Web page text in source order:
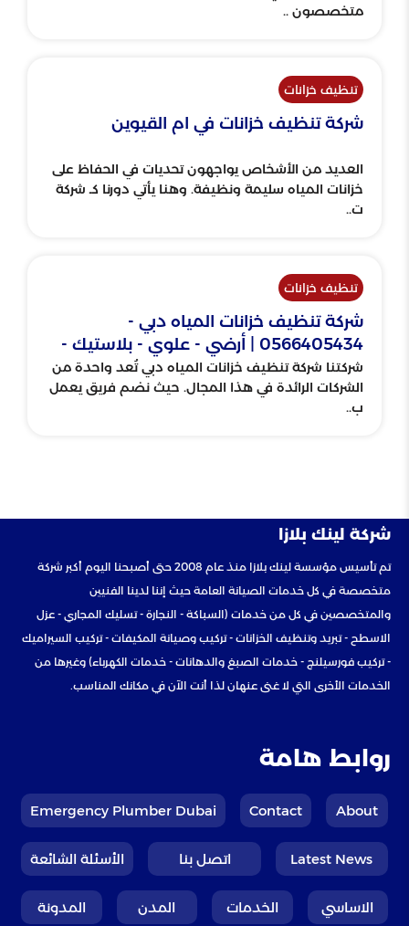
متخصصون ..
تنظيف خزانات
شركة تنظيف خزانات في ام القيوين
العديد من الأشخاص يواجهون تحديات في الحفاظ على
خزانات المياه سليمة ونظيفة. وهنا يأتي دورنا كـ شركة
ت..
تنظيف خزانات
شركة تنظيف خزانات المياه دبي -
0566405434 | أرضي - علوي - بلاستيك -
فايبر
شركتنا شركة تنظيف خزانات المياه دبي تُعد واحدة من
الشركات الرائدة في هذا المجال. حيث نضم فريق يعمل
ب..
شركة لينك بلازا
تم تأسيس مؤسسة لينك بلازا منذ عام 2008 حتى أصبحنا اليوم أكبر شركة
متخصصة في كل خدمات الصيانة العامة حيث إننا لدينا الفنيين
والمتخصصين في كل من خدمات (السباكة - النجارة - تسليك المجاري - عزل
الاسطح - تبريد وتنظيف الخزانات - تركيب وصيانة المكيفات - تركيب السيراميك
- تركيب فورسيلنج - خدمات الصبغ والدهانات - خدمات الكهرباء) وغيرها من
الخدمات الأخرى التي لا غنى عنهان لذا أنت الآن في مكانك المناسب.
روابط هامة
About
Contact
Emergency Plumber Dubai
Latest News اتصل بنا الأسئلة الشائعة
الاساسي الخدمات المدن المدونة